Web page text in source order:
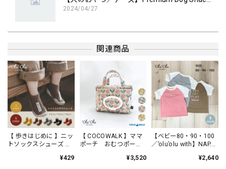
2024/04/27
ぱりぱりチーズ40g
2024/04/27
ダイエット中の我が家のわんこに、数枚ずつ時間を空けてあ
げてます。 国産チーズなので、安心してあげられます。
関連商品
【 歩きはじめに 】ニッ
トソックスシューズ フ
¥429
【 COCOWALK 】ママ
ポーチ おむつポー
¥3,520
【ベビー80・90・100
／’olu’olu with】NAP.
イフＴシャツ ベビ
¥2,640